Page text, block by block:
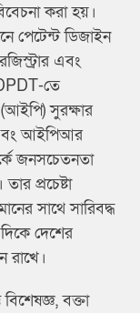
করা হয়।
পেটেন্ট ডিজাইন
এবং
তে
(আইপি) সুরক্ষার
এবং আইপিআর
জনসচেতনতা
প্রচেষ্টা
সাথে সারিবদ্ধ
দেশের
রাখে।
বক্তা